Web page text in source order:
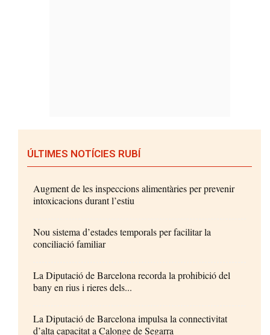
ÚLTIMES NOTÍCIES RUBÍ
Augment de les inspeccions alimentàries per prevenir
intoxicacions durant l’estiu
Nou sistema d’estades temporals per facilitar la
conciliació familiar
La Diputació de Barcelona recorda la prohibició del
bany en rius i rieres dels...
La Diputació de Barcelona impulsa la connectivitat
d’alta capacitat a Calonge de Segarra